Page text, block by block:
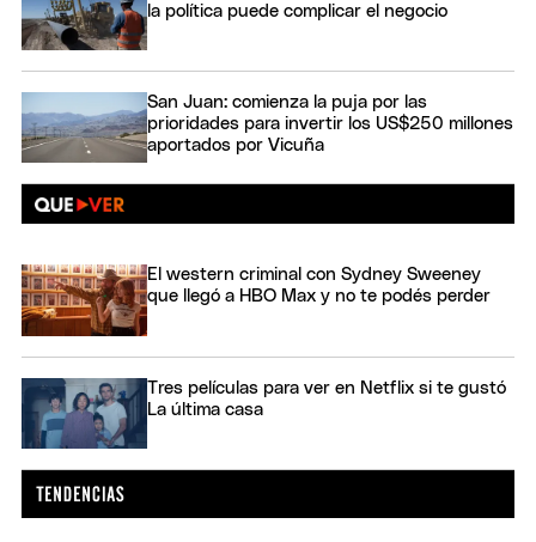
la política puede complicar el negocio
San Juan: comienza la puja por las
prioridades para invertir los US$250 millones
aportados por Vicuña
El western criminal con Sydney Sweeney
que llegó a HBO Max y no te podés perder
Tres películas para ver en Netflix si te gustó
La última casa